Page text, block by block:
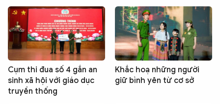
Cụm thi đua số 4 gắn an
sinh xã hội với giáo dục
truyền thống
Khắc hoạ những người
giữ bình yên từ cơ sở